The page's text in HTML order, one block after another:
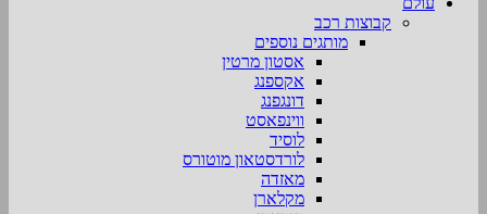
קבוצות רכב
מותגים נוספים
אסטון מרטין
אקספנג
דונגפנג
ווינפאסט
לוסיד
לורדסטאון מוטורס
מאזדה
מקלארן